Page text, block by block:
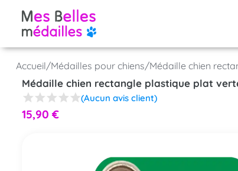
Accueil/Médailles pour chiens/Médaille chien
Médaille chien rectangle plastique plat
(Aucun avis client)
15,90 €